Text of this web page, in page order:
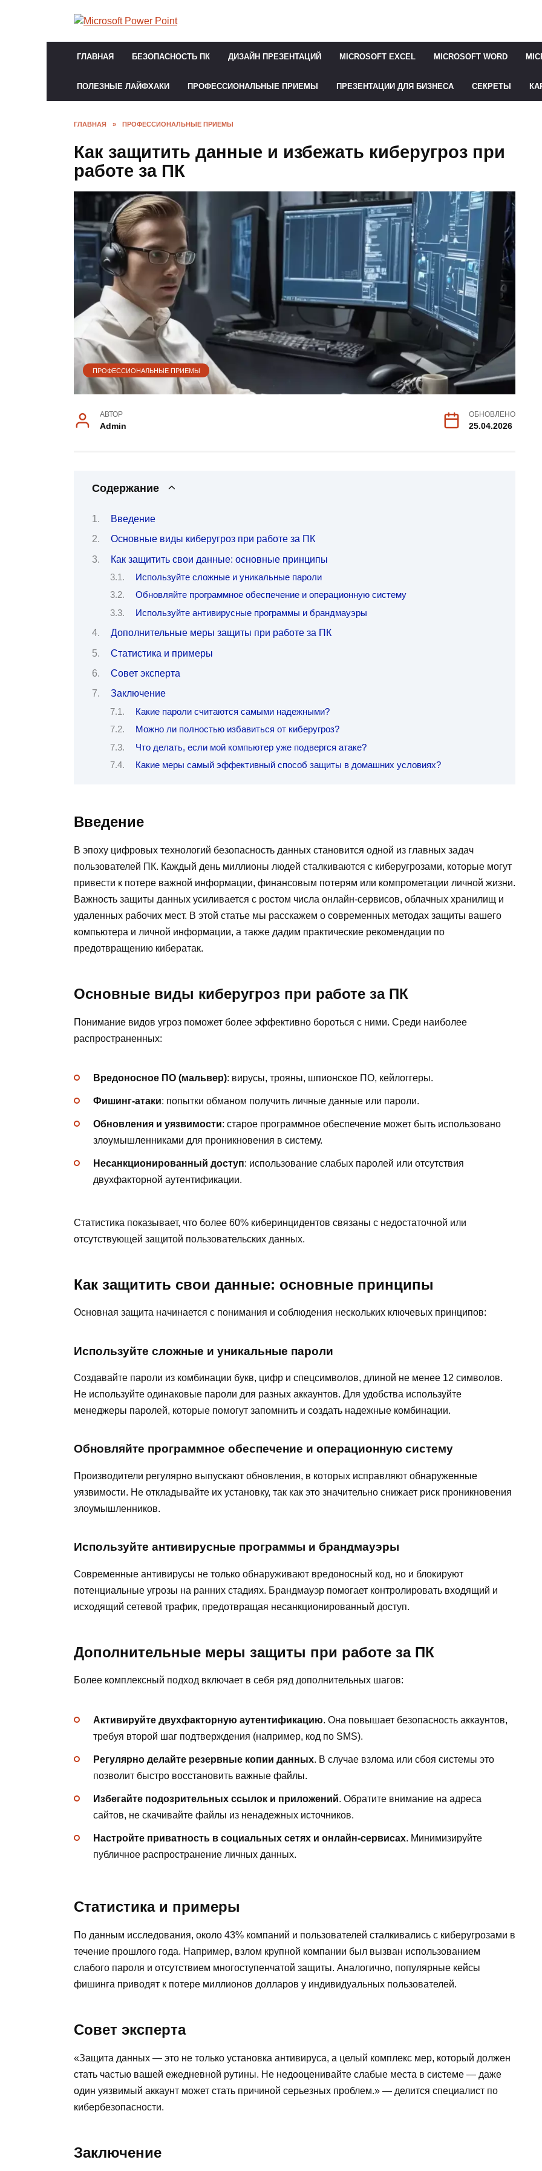
ГЛАВНАЯ БЕЗОПАСНОСТЬ ПК ДИЗАЙН ПРЕЗЕНТАЦИЙ MICROSOFT EXCEL MICROSOFT WORD
ПОЛЕЗНЫЕ ЛАЙФХАКИ ПРОФЕССИОНАЛЬНЫЕ ПРИЕМЫ ПРЕЗЕНТАЦИИ ДЛЯ БИЗНЕСА СЕКРЕТЫ
ГЛАВНАЯ » ПРОФЕССИОНАЛЬНЫЕ ПРИЕМЫ
Как защитить данные и избежать киберугроз при
работе за ПК
ПРОФЕССИОНАЛЬНЫЕ ПРИЕМЫ
АВТОР
Admin
ОБНОВЛЕНО
25.04.2026
Содержание
Введение
Основные виды киберугроз при работе за ПК
Как защитить свои данные: основные принципы
Используйте сложные и уникальные пароли
Обновляйте программное обеспечение и операционную систему
Используйте антивирусные программы и брандмауэры
Дополнительные меры защиты при работе за ПК
Статистика и примеры
Совет эксперта
Заключение
Какие пароли считаются самыми надежными?
Можно ли полностью избавиться от киберугроз?
Что делать, если мой компьютер уже подвергся атаке?
Какие меры самый эффективный способ защиты в домашних условиях?
Введение
В эпоху цифровых технологий безопасность данных становится одной из главных задач
пользователей ПК. Каждый день миллионы людей сталкиваются с киберугрозами, которые могут
привести к потере важной информации, финансовым потерям или компрометации личной жизни.
Важность защиты данных усиливается с ростом числа онлайн-сервисов, облачных хранилищ и
удаленных рабочих мест. В этой статье мы расскажем о современных методах защиты вашего
компьютера и личной информации, а также дадим практические рекомендации по
предотвращению кибератак.
Основные виды киберугроз при работе за ПК
Понимание видов угроз поможет более эффективно бороться с ними. Среди наиболее
распространенных:
Вредоносное ПО (мальвер): вирусы, трояны, шпионское ПО, кейлоггеры.
Фишинг-атаки: попытки обманом получить личные данные или пароли.
Обновления и уязвимости: старое программное обеспечение может быть использовано
злоумышленниками для проникновения в систему.
Несанкционированный доступ: использование слабых паролей или отсутствия
двухфакторной аутентификации.
Статистика показывает, что более 60% киберинцидентов связаны с недостаточной или
отсутствующей защитой пользовательских данных.
Как защитить свои данные: основные принципы
Основная защита начинается с понимания и соблюдения нескольких ключевых принципов:
Используйте сложные и уникальные пароли
Создавайте пароли из комбинации букв, цифр и спецсимволов, длиной не менее 12 символов.
Не используйте одинаковые пароли для разных аккаунтов. Для удобства используйте
менеджеры паролей, которые помогут запомнить и создать надежные комбинации.
Обновляйте программное обеспечение и операционную систему
Производители регулярно выпускают обновления, в которых исправляют обнаруженные
уязвимости. Не откладывайте их установку, так как это значительно снижает риск проникновения
злоумышленников.
Используйте антивирусные программы и брандмауэры
Современные антивирусы не только обнаруживают вредоносный код, но и блокируют
потенциальные угрозы на ранних стадиях. Брандмауэр помогает контролировать входящий и
исходящий сетевой трафик, предотвращая несанкционированный доступ.
Дополнительные меры защиты при работе за ПК
Более комплексный подход включает в себя ряд дополнительных шагов:
Активируйте двухфакторную аутентификацию. Она повышает безопасность аккаунтов,
требуя второй шаг подтверждения (например, код по SMS).
Регулярно делайте резервные копии данных. В случае взлома или сбоя системы это
позволит быстро восстановить важные файлы.
Избегайте подозрительных ссылок и приложений. Обратите внимание на адреса
сайтов, не скачивайте файлы из ненадежных источников.
Настройте приватность в социальных сетях и онлайн-сервисах. Минимизируйте
публичное распространение личных данных.
Статистика и примеры
По данным исследования, около 43% компаний и пользователей сталкивались с киберугрозами в
течение прошлого года. Например, взлом крупной компании был вызван использованием
слабого пароля и отсутствием многоступенчатой защиты. Аналогично, популярные кейсы
фишинга приводят к потере миллионов долларов у индивидуальных пользователей.
Совет эксперта
«Защита данных — это не только установка антивируса, а целый комплекс мер, который должен
стать частью вашей ежедневной рутины. Не недооценивайте слабые места в системе — даже
один уязвимый аккаунт может стать причиной серьезных проблем.» — делится специалист по
кибербезопасности.
Заключение